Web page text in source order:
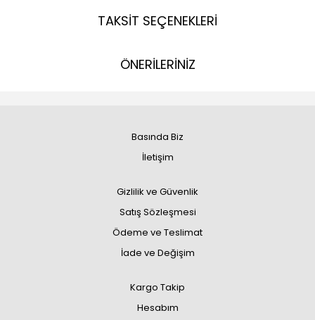
TAKSİT SEÇENEKLERİ
ÖNERİLERİNİZ
Basında Biz
İletişim
Gizlilik ve Güvenlik
Satış Sözleşmesi
Ödeme ve Teslimat
İade ve Değişim
Kargo Takip
Hesabım